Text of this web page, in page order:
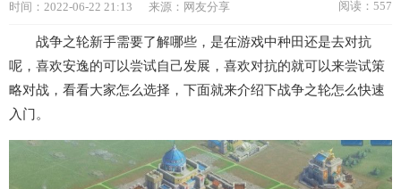
时间：2022-06-22 21:13 来源：网友分享 阅读：557
战争之轮新手需要了解哪些，是在游戏中种田还是去对抗
呢，喜欢安逸的可以尝试自己发展，喜欢对抗的就可以来尝试策
略对战，看看大家怎么选择，下面就来介绍下战争之轮怎么快速
入门。